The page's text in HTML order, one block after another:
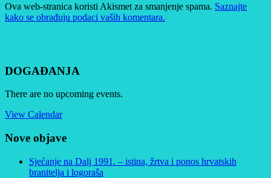
Ova web-stranica koristi Akismet za smanjenje spama. Saznajte
kako se obrađuju podaci vaših komentara.
DOGAĐANJA
There are no upcoming events.
View Calendar
Nove objave
Sjećanje na Dalj 1991. – istina, žrtva i ponos hrvatskih
branitelja i logoraša